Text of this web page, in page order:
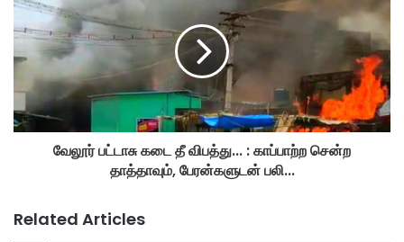
வேலூர் பட்டாசு கடை தீ விபத்து... : காப்பாற்ற சென்ற
தாத்தாவும், பேரன்களுடன் பலி...
Related Articles